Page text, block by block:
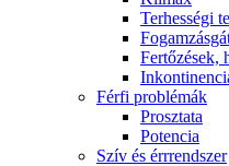
Terhességi
Fertőzések,
Férfi problémák
Prosztata
Potencia
Szív és érrrendszer